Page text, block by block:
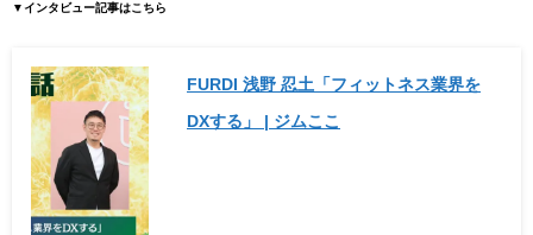
▼インタビュー記事はこちら
FURDI 浅野 忍土「フィットネス業界を
DXする」 | ジムここ